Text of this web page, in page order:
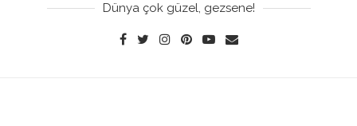
Dünya çok güzel, gezsene!